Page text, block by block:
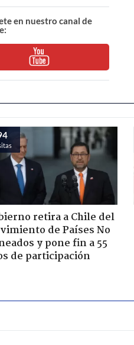
en nuestro canal de
retira a Chile del
de Países No
y pone fin a 55
de participación